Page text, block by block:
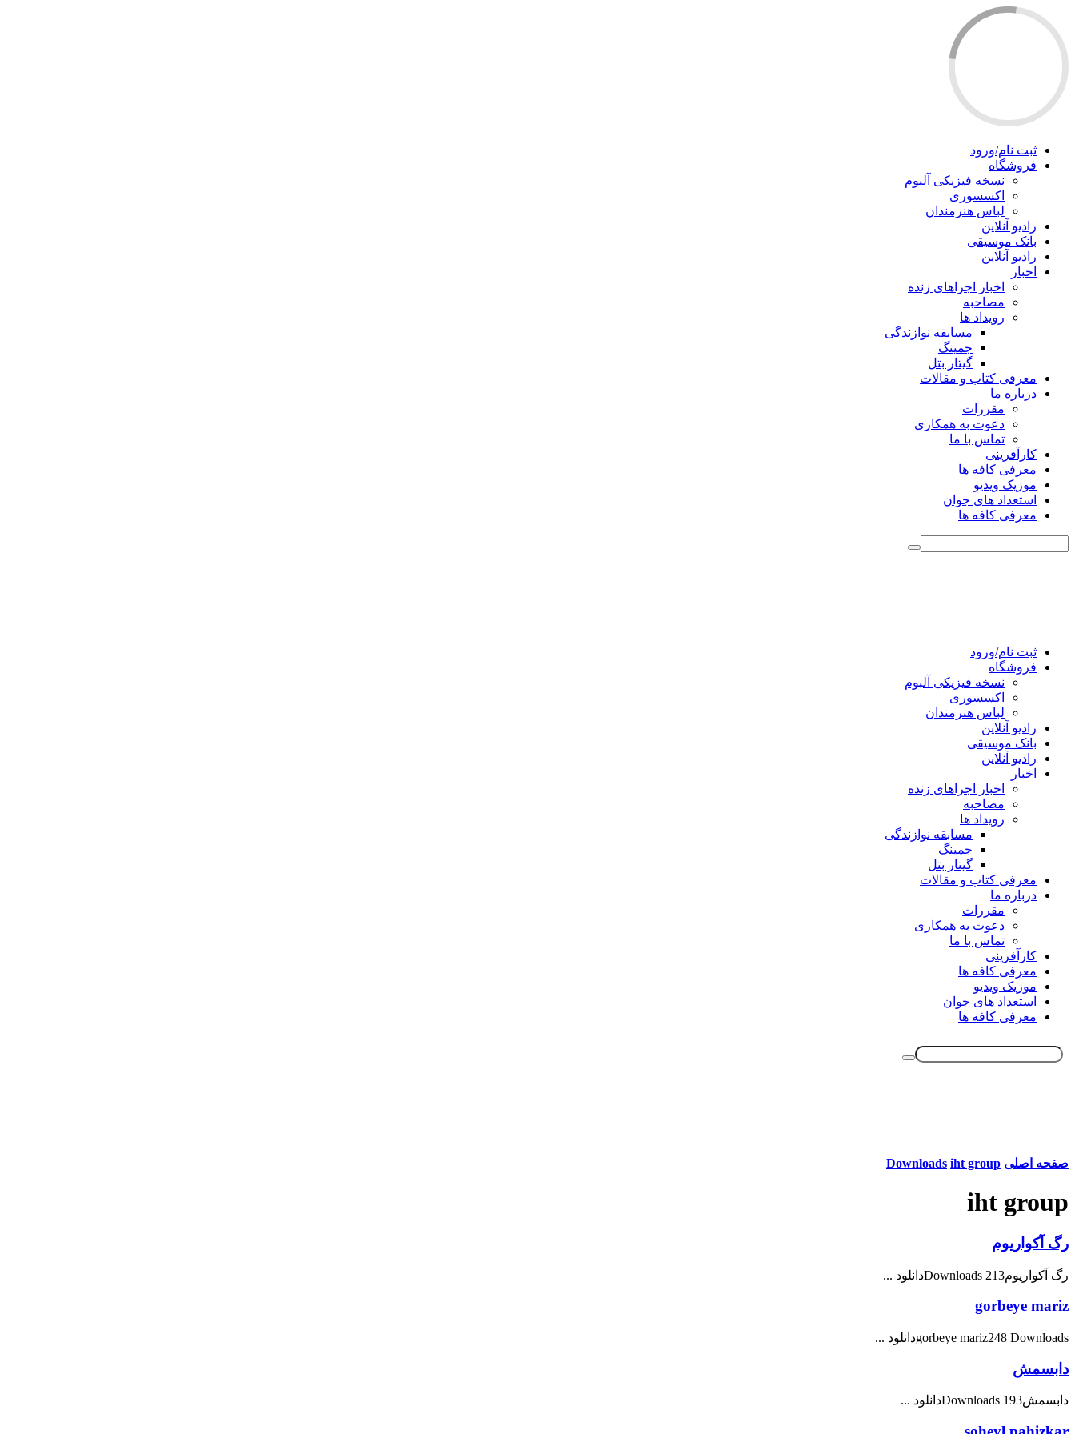
ثبت نام/ورود
فروشگاه
نسخه فیزیکی آلبوم
اکسسوری
لباس هنرمندان
رادیو آنلاین
بانک موسیقی
رادیو آنلاین
اخبار
اخبار اجراهای زنده
مصاحبه
رویداد ها
مسابقه نوازندگی
جمینگ
گیتار بتل
معرفی کتاب و مقالات
درباره ما
مقررات
دعوت به همکاری
تماس با ما
کارآفرینی
معرفی کافه ها
موزیک ویدیو
استعداد های جوان
معرفی کافه ها
ثبت نام/ورود
فروشگاه
نسخه فیزیکی آلبوم
اکسسوری
لباس هنرمندان
رادیو آنلاین
بانک موسیقی
رادیو آنلاین
اخبار
اخبار اجراهای زنده
مصاحبه
رویداد ها
مسابقه نوازندگی
جمینگ
گیتار بتل
معرفی کتاب و مقالات
درباره ما
مقررات
دعوت به همکاری
تماس با ما
کارآفرینی
معرفی کافه ها
موزیک ویدیو
استعداد های جوان
معرفی کافه ها
صفحه اصلی Downloads iht group
iht group
رگ آکواریوم
رگ آکواریوم213 Downloadsدانلود ...
gorbeye mariz
gorbeye mariz248 Downloadsدانلود ...
دابسمش
دابسمش193 Downloadsدانلود ...